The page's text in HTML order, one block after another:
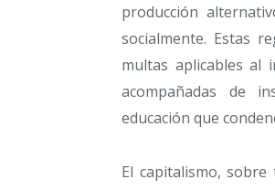
producción
socialmente. Estas
multas aplicables al
acompañadas de
educación que
El capitalismo,